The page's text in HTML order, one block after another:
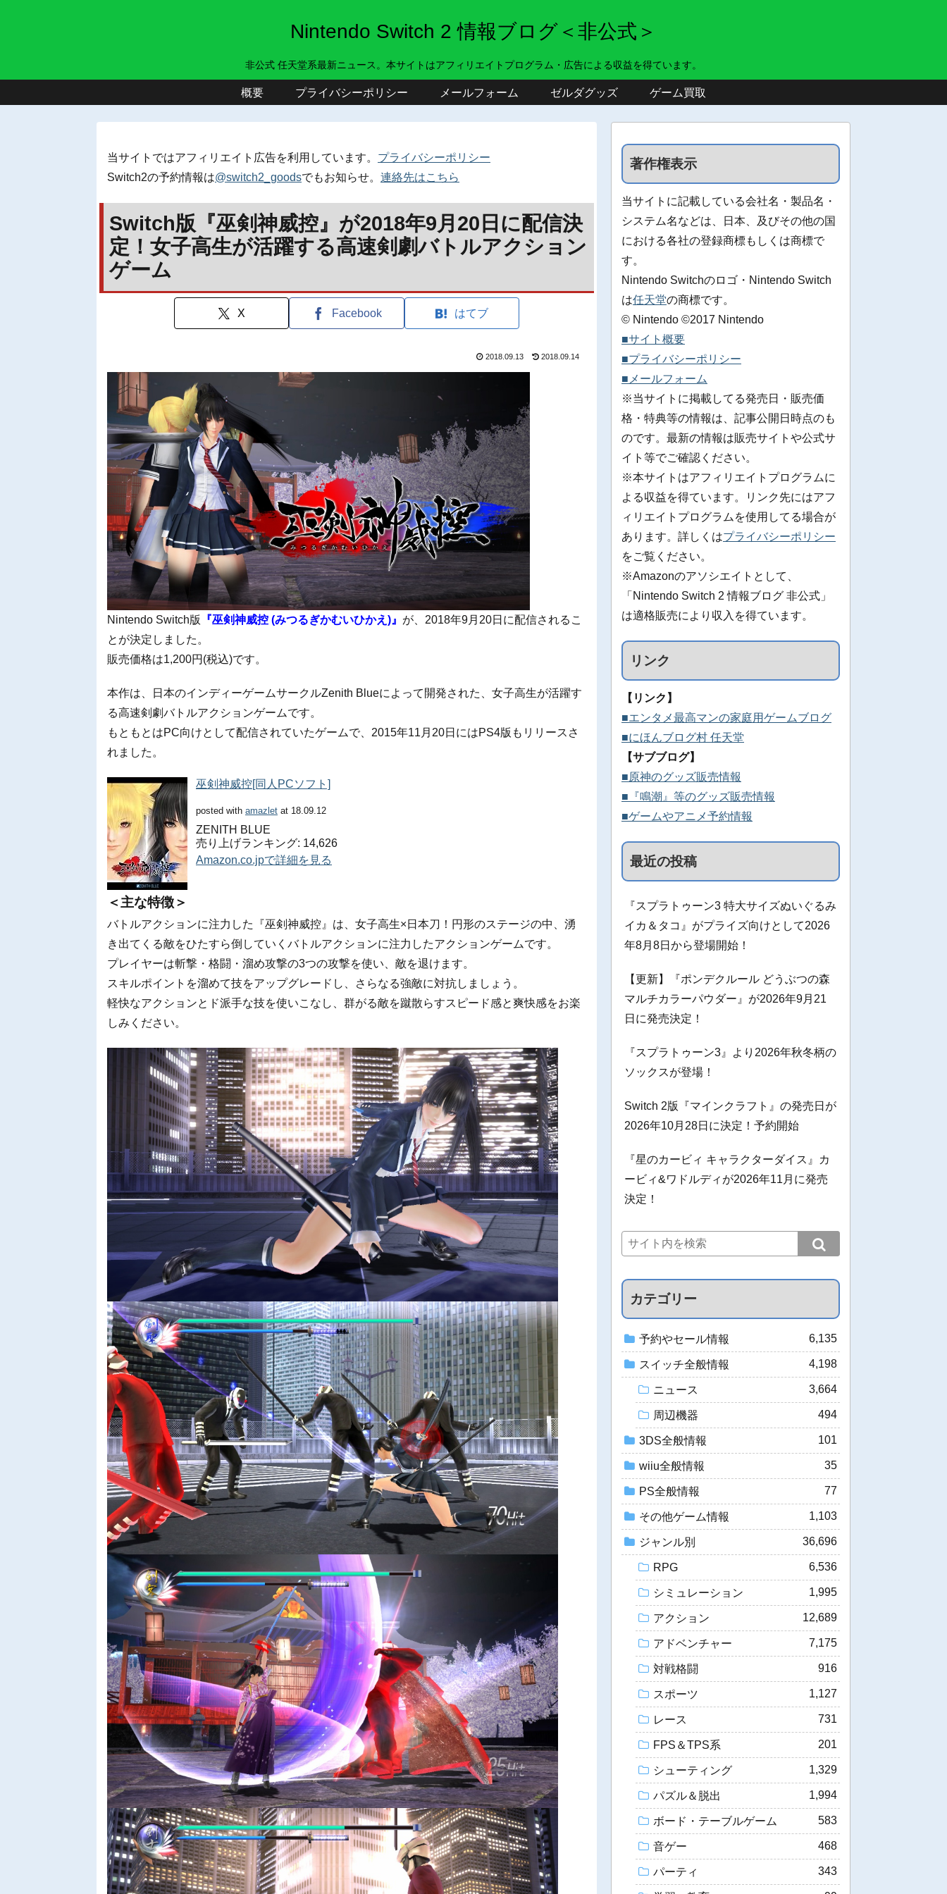
Nintendo Switch 2 情報ブログ＜非公式＞
非公式 任天堂系最新ニュース。本サイトはアフィリエイトプログラム・広告による収益を得ています。
概要 プライバシーポリシー メールフォーム ゼルダグッズ ゲーム買取
当サイトではアフィリエイト広告を利用しています。 プライバシーポリシー
Switch2の予約情報は@switch2_goodsでもお知らせ。 連絡先はこちら
Switch版『巫剣神威控』が2018年9月20日に配信決
定！女子高生が活躍する高速剣劇バトルアクション
ゲーム
X Facebook はてブ
2018.09.13 2018.09.14
Nintendo Switch版 『巫剣神威控 (みつるぎかむいひかえ)』 が、2018年9月20日に配信されるこ
とが決定しました。
販売価格は1,200円(税込)です。
本作は、日本のインディーゲームサークルZenith Blueによって開発された、女子高生が活躍す
る高速剣劇バトルアクションゲームです。
もともとはPC向けとして配信されていたゲームで、2015年11月20日にはPS4版もリリースさ
れました。
巫剣神威控[同人PCソフト]
posted with amazlet at 18.09.12
ZENITH BLUE
売り上げランキング: 14,626
Amazon.co.jpで詳細を見る
＜主な特徴＞
バトルアクションに注力した『巫剣神威控』は、女子高生×日本刀！円形のステージの中、湧
き出てくる敵をひたすら倒していくバトルアクションに注力したアクションゲームです。
プレイヤーは斬撃・格闘・溜め攻撃の3つの攻撃を使い、敵を退けます。
スキルポイントを溜めて技をアップグレードし、さらなる強敵に対抗しましょう。
軽快なアクションとド派手な技を使いこなし、群がる敵を蹴散らすスピード感と爽快感をお楽
しみください。
著作権表示
当サイトに記載している会社名・製品名・
システム名などは、日本、及びその他の国
における各社の登録商標もしくは商標で
す。
Nintendo Switchのロゴ・Nintendo Switch
は任天堂の商標です。
© Nintendo ©2017 Nintendo
■サイト概要
■プライバシーポリシー
■メールフォーム
※当サイトに掲載してる発売日・販売価
格・特典等の情報は、記事公開日時点のも
のです。最新の情報は販売サイトや公式サ
イト等でご確認ください。
※本サイトはアフィリエイトプログラムに
よる収益を得ています。リンク先にはアフ
ィリエイトプログラムを使用してる場合が
あります。詳しくはプライバシーポリシー
をご覧ください。
※Amazonのアソシエイトとして、
「Nintendo Switch 2 情報ブログ 非公式」
は適格販売により収入を得ています。
リンク
【リンク】
■エンタメ最高マンの家庭用ゲームブログ
■にほんブログ村 任天堂
【サブブログ】
■原神のグッズ販売情報
■『鳴潮』等のグッズ販売情報
■ゲームやアニメ予約情報
最近の投稿
『スプラトゥーン3 特大サイズぬいぐるみ
イカ＆タコ』がプライズ向けとして2026
年8月8日から登場開始！
【更新】『ポンデクルール どうぶつの森
マルチカラーパウダー』が2026年9月21
日に発売決定！
『スプラトゥーン3』より2026年秋冬柄の
ソックスが登場！
Switch 2版『マインクラフト』の発売日が
2026年10月28日に決定！予約開始
『星のカービィ キャラクターダイス』カ
ービィ&ワドルディが2026年11月に発売
決定！
カテゴリー
予約やセール情報 6,135
スイッチ全般情報 4,198
ニュース 3,664
周辺機器 494
3DS全般情報 101
wiiu全般情報 35
PS全般情報 77
その他ゲーム情報 1,103
ジャンル別 36,696
RPG 6,536
シミュレーション 1,995
アクション 12,689
アドベンチャー 7,175
対戦格闘 916
スポーツ 1,127
レース 731
FPS＆TPS系 201
シューティング 1,329
パズル＆脱出 1,994
ボード・テーブルゲーム 583
音ゲー 468
パーティ 343